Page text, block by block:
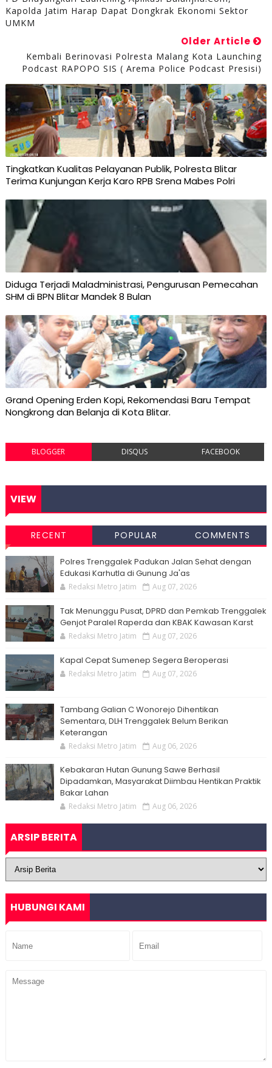
Kapolda Jatim Harap Dapat Dongkrak Ekonomi Sektor
UMKM
Older Article
Kembali Berinovasi Polresta Malang Kota Launching
Podcast RAPOPO SIS ( Arema Police Podcast Presisi)
Tingkatkan Kualitas Pelayanan Publik, Polresta Blitar
Terima Kunjungan Kerja Karo RPB Srena Mabes Polri
Diduga Terjadi Maladministrasi, Pengurusan Pemecahan
SHM di BPN Blitar Mandek 8 Bulan
Grand Opening Erden Kopi, Rekomendasi Baru Tempat
Nongkrong dan Belanja di Kota Blitar.
BLOGGER DISQUS FACEBOOK
VIEW
RECENT POPULAR COMMENTS
Polres Trenggalek Padukan Jalan Sehat dengan
Edukasi Karhutla di Gunung Ja'as
Redaksi Metro Jatim Aug 07, 2026
Tak Menunggu Pusat, DPRD dan Pemkab Trenggalek
Genjot Paralel Raperda dan KBAK Kawasan Karst
Redaksi Metro Jatim Aug 07, 2026
Kapal Cepat Sumenep Segera Beroperasi
Redaksi Metro Jatim Aug 07, 2026
Tambang Galian C Wonorejo Dihentikan
Sementara, DLH Trenggalek Belum Berikan
Keterangan
Redaksi Metro Jatim Aug 06, 2026
Kebakaran Hutan Gunung Sawe Berhasil
Dipadamkan, Masyarakat Diimbau Hentikan Praktik
Bakar Lahan
Redaksi Metro Jatim Aug 06, 2026
ARSIP BERITA
HUBUNGI KAMI